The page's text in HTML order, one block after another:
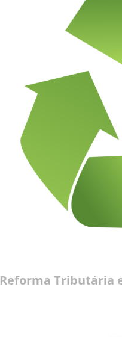
Reforma Tributária